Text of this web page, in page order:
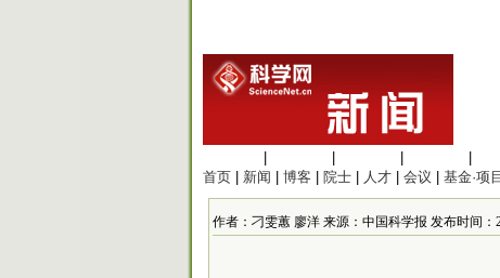
首页
新闻 博客 院士 人才 会议 基金·项目
作者：刁雯蕙 廖洋 来源：中国科学报 发布时间：